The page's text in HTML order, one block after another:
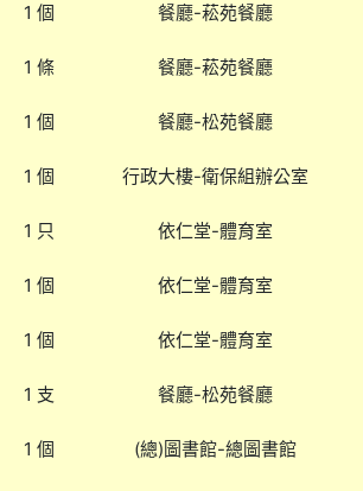
1 個 餐廳-菘苑餐廳
1 條 餐廳-菘苑餐廳
1 個 餐廳-松苑餐廳
1 個 行政大樓-衛保組辦公室
1 只 依仁堂-體育室
1 個 依仁堂-體育室
1 個 依仁堂-體育室
1 支 餐廳-松苑餐廳
1 個 (總)圖書館-總圖書館